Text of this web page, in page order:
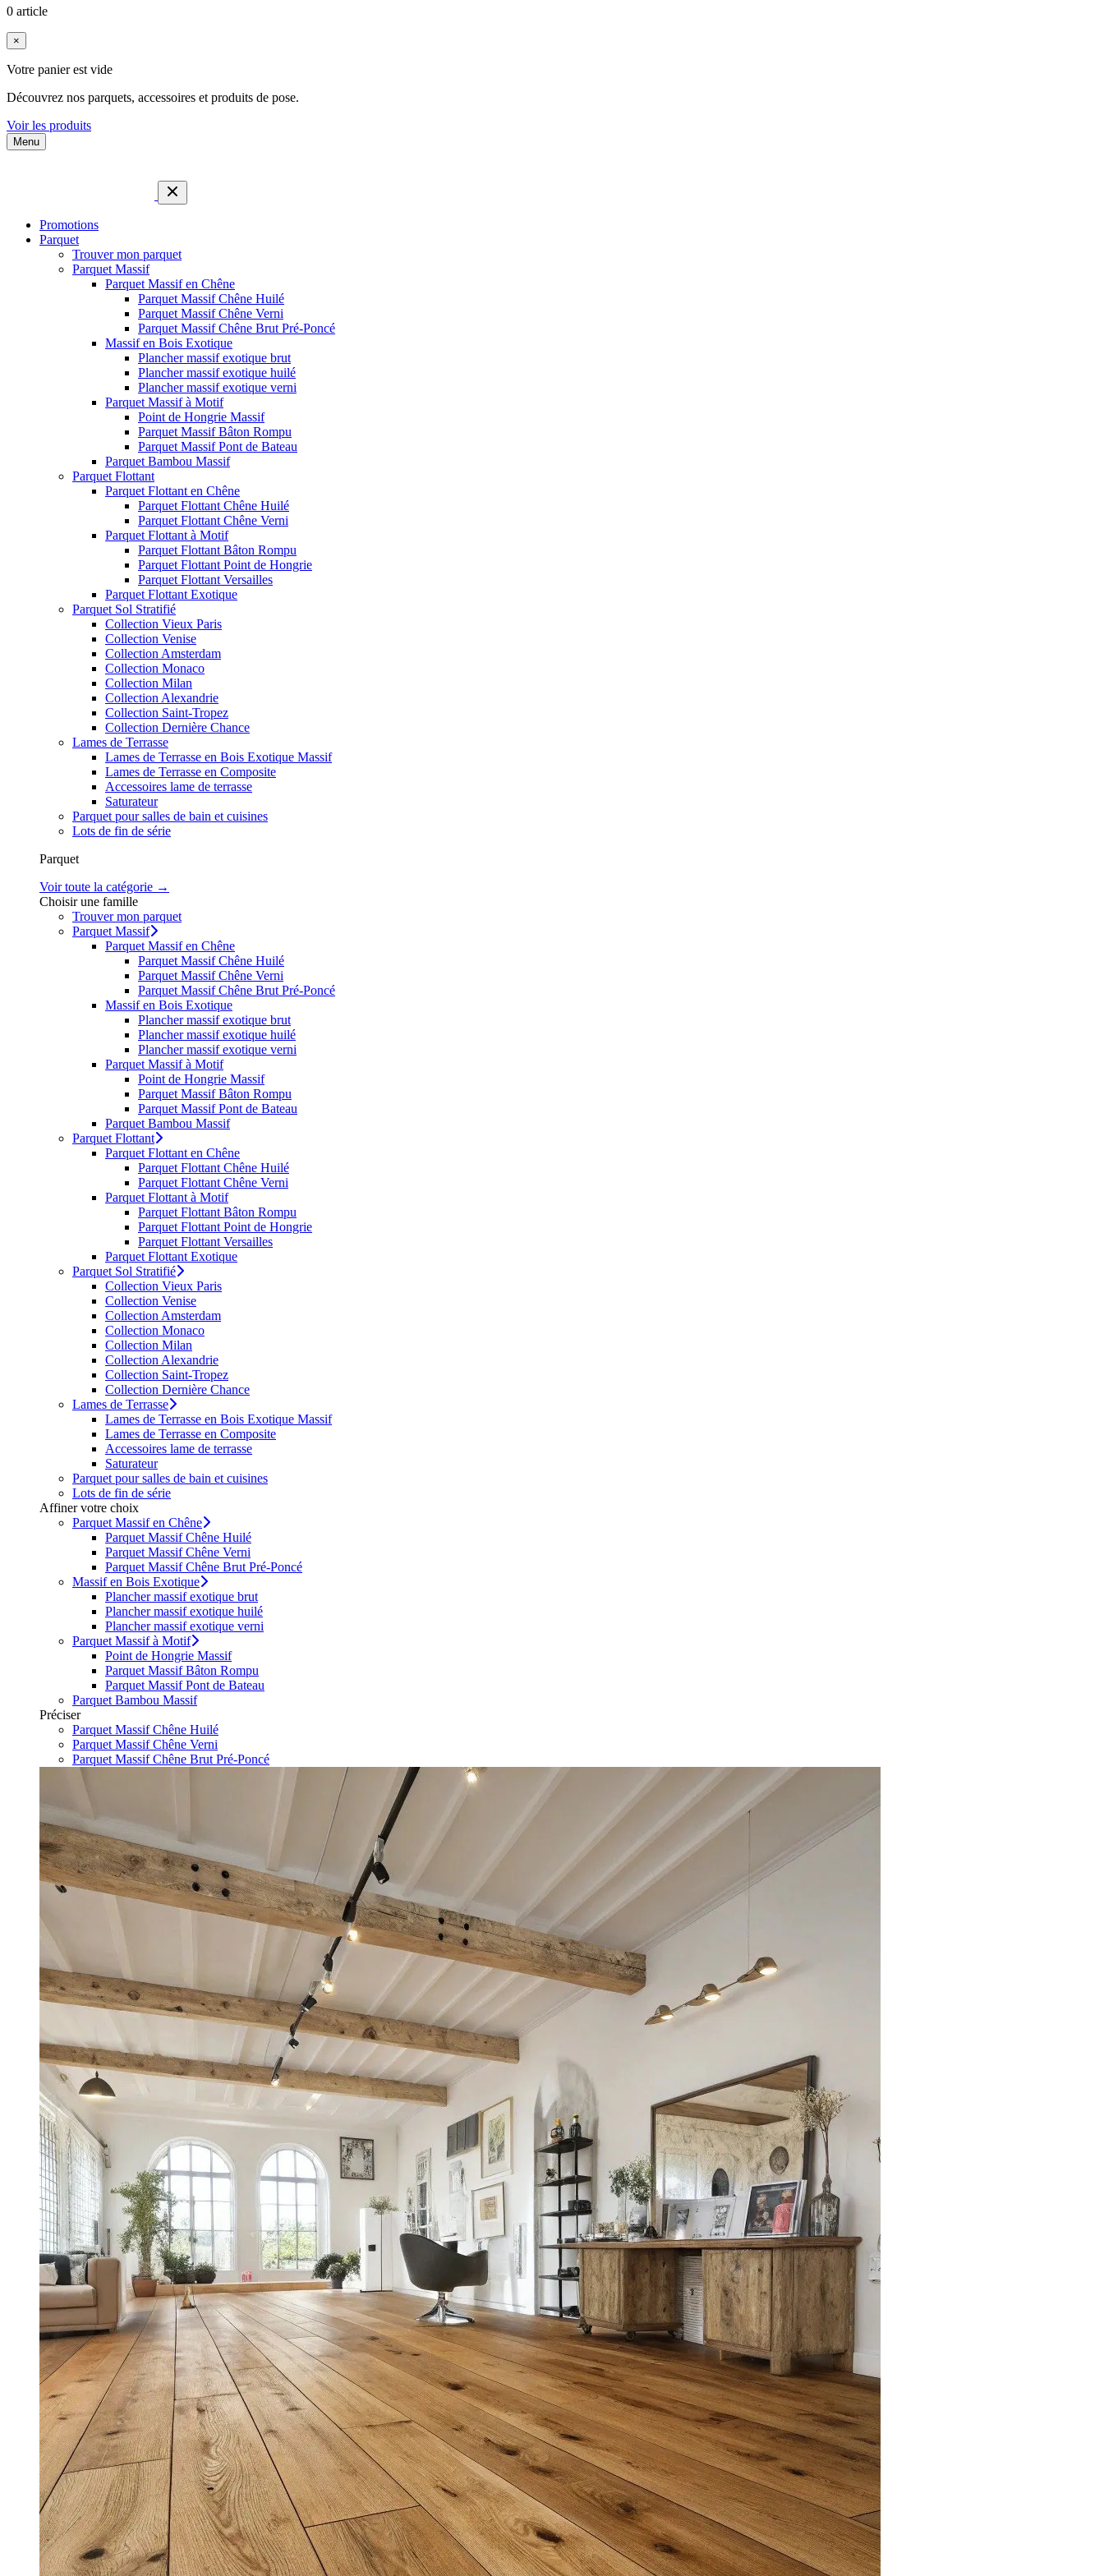
0 article
×
Votre panier est vide
Découvrez nos parquets, accessoires et produits de pose.
Voir les produits
Menu
Promotions
Parquet
Trouver mon parquet
Parquet Massif
Parquet Massif en Chêne
Parquet Massif Chêne Huilé
Parquet Massif Chêne Verni
Parquet Massif Chêne Brut Pré-Poncé
Massif en Bois Exotique
Plancher massif exotique brut
Plancher massif exotique huilé
Plancher massif exotique verni
Parquet Massif à Motif
Point de Hongrie Massif
Parquet Massif Bâton Rompu
Parquet Massif Pont de Bateau
Parquet Bambou Massif
Parquet Flottant
Parquet Flottant en Chêne
Parquet Flottant Chêne Huilé
Parquet Flottant Chêne Verni
Parquet Flottant à Motif
Parquet Flottant Bâton Rompu
Parquet Flottant Point de Hongrie
Parquet Flottant Versailles
Parquet Flottant Exotique
Parquet Sol Stratifié
Collection Vieux Paris
Collection Venise
Collection Amsterdam
Collection Monaco
Collection Milan
Collection Alexandrie
Collection Saint-Tropez
Collection Dernière Chance
Lames de Terrasse
Lames de Terrasse en Bois Exotique Massif
Lames de Terrasse en Composite
Accessoires lame de terrasse
Saturateur
Parquet pour salles de bain et cuisines
Lots de fin de série
Parquet
Voir toute la catégorie →
Choisir une famille
Trouver mon parquet
Parquet Massif
Parquet Massif en Chêne
Parquet Massif Chêne Huilé
Parquet Massif Chêne Verni
Parquet Massif Chêne Brut Pré-Poncé
Massif en Bois Exotique
Plancher massif exotique brut
Plancher massif exotique huilé
Plancher massif exotique verni
Parquet Massif à Motif
Point de Hongrie Massif
Parquet Massif Bâton Rompu
Parquet Massif Pont de Bateau
Parquet Bambou Massif
Parquet Flottant
Parquet Flottant en Chêne
Parquet Flottant Chêne Huilé
Parquet Flottant Chêne Verni
Parquet Flottant à Motif
Parquet Flottant Bâton Rompu
Parquet Flottant Point de Hongrie
Parquet Flottant Versailles
Parquet Flottant Exotique
Parquet Sol Stratifié
Collection Vieux Paris
Collection Venise
Collection Amsterdam
Collection Monaco
Collection Milan
Collection Alexandrie
Collection Saint-Tropez
Collection Dernière Chance
Lames de Terrasse
Lames de Terrasse en Bois Exotique Massif
Lames de Terrasse en Composite
Accessoires lame de terrasse
Saturateur
Parquet pour salles de bain et cuisines
Lots de fin de série
Affiner votre choix
Parquet Massif en Chêne
Parquet Massif Chêne Huilé
Parquet Massif Chêne Verni
Parquet Massif Chêne Brut Pré-Poncé
Massif en Bois Exotique
Plancher massif exotique brut
Plancher massif exotique huilé
Plancher massif exotique verni
Parquet Massif à Motif
Point de Hongrie Massif
Parquet Massif Bâton Rompu
Parquet Massif Pont de Bateau
Parquet Bambou Massif
Préciser
Parquet Massif Chêne Huilé
Parquet Massif Chêne Verni
Parquet Massif Chêne Brut Pré-Poncé